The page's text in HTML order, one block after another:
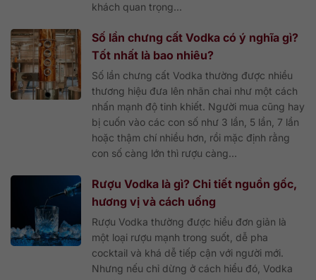
khách quan trọng...
Số lần chưng cất Vodka có ý nghĩa gì?
Tốt nhất là bao nhiêu?
Số lần chưng cất Vodka thường được nhiều
thương hiệu đưa lên nhãn chai như một cách
nhấn mạnh độ tinh khiết. Người mua cũng hay
bị cuốn vào các con số như 3 lần, 5 lần, 7 lần
hoặc thậm chí nhiều hơn, rồi mặc định rằng
con số càng lớn thì rượu càng...
Rượu Vodka là gì? Chi tiết nguồn gốc,
hương vị và cách uống
Rượu Vodka thường được hiểu đơn giản là
một loại rượu mạnh trong suốt, dễ pha
cocktail và khá dễ tiếp cận với người mới.
Nhưng nếu chỉ dừng ở cách hiểu đó, Vodka